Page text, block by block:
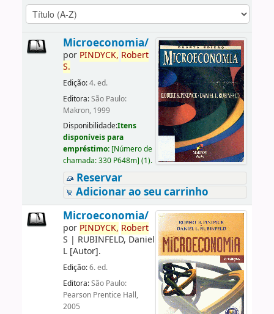
Microeconomia/
por PINDYCK, Robert
S.
Edição:4. ed.
Editora:São Paulo:
Makron, 1999
Disponibilidade:Itens
disponíveis para
empréstimo: [Número de
chamada:330 P648m] (1).
Reservar
Adicionar ao seu carrinho
Microeconomia/
por PINDYCK, Robert
S | RUBINFELD, Daniel
L[Autor].
Edição:6. ed.
Editora:São Paulo:
Pearson Prentice Hall,
2005